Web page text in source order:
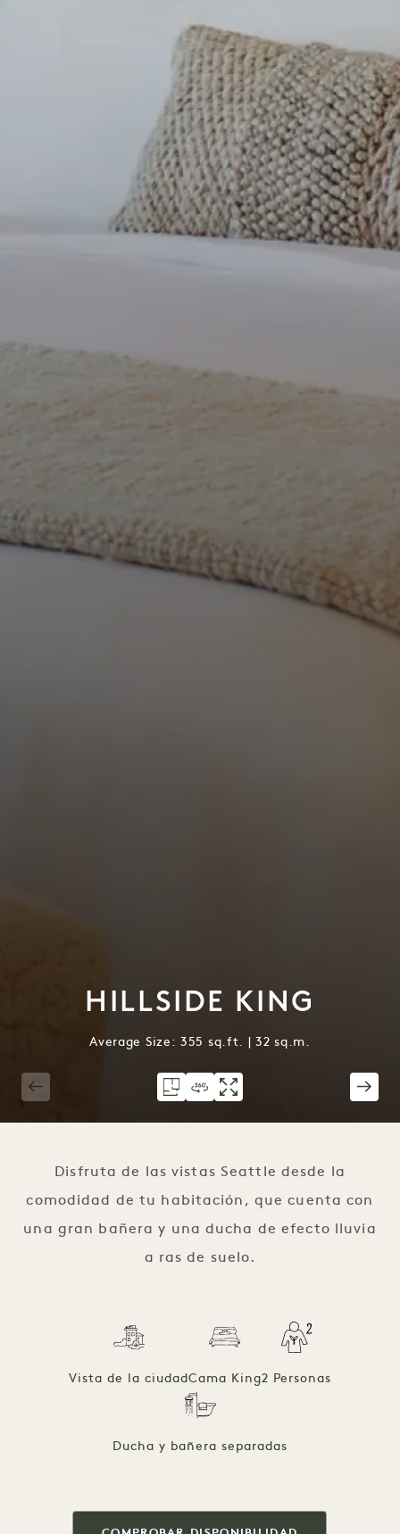
HILLSIDE KING
Average Size: 355 sq.ft. | 32 sq.m.
Disfruta de las vistas Seattle desde la
comodidad de tu habitación, que cuenta con
una gran bañera y una ducha de efecto lluvia
a ras de suelo.
Vista de la ciudadCama King2 Personas
Ducha y bañera separadas